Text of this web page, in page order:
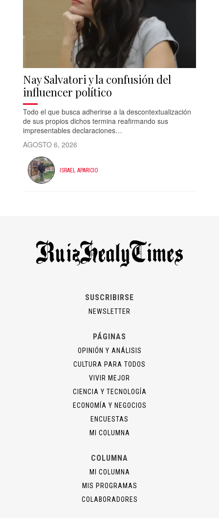
Nay Salvatori y la confusión del
influencer político
Todo el que busca adherirse a la descontextualización
de sus propios dichos termina reafirmando sus
impresentables declaraciones…
AGOSTO 6, 2026
ISRAEL APARICIO
SUSCRIBIRSE
NEWSLETTER
PÁGINAS
OPINIÓN Y ANÁLISIS
CULTURA PARA TODOS
VIVIR MEJOR
CIENCIA Y TECNOLOGÍA
ECONOMÍA Y NEGOCIOS
ENCUESTAS
MI COLUMNA
COLUMNA
MI COLUMNA
MIS PROGRAMAS
COLABORADORES